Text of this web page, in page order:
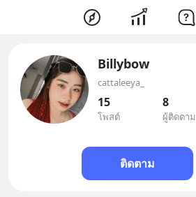
Billybow
cattaleeya_
15
โพสต์
8
ผู้ติดตาม
ติดตาม